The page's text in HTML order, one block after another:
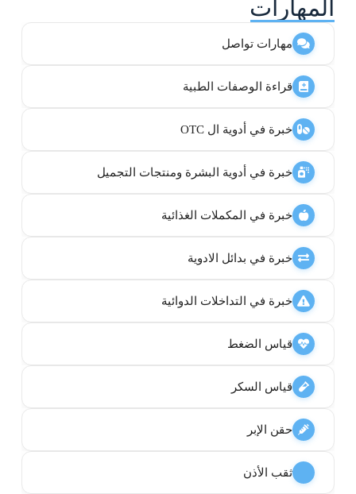
المهارات
مهارات تواصل
قراءة الوصفات الطبية
خبرة في أدوية ال OTC
خبرة في أدوية البشرة ومنتجات التجميل
خبرة في المكملات الغذائية
خبرة في بدائل الادوية
خبرة في التداخلات الدوائية
قياس الضغط
قياس السكر
حقن الإبر
ثقب الأذن